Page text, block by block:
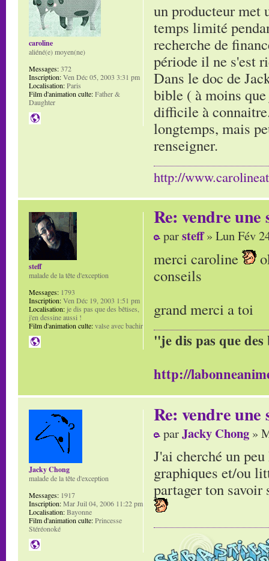
un producteur met
temps limité
recherche de
période il ne s'est
Dans le doc de
bible ( à moins
difficile à
longtemps, mais
renseigner.
http://
caroline
aliéné(e) moyen(ne)
Messages:372
Inscription:Ven Déc 05, 2003 3:31 pm
Localisation:Paris
Film d'animation culte:Father &
Daughter
Re: vendre une
parsteff» Lun Fév
merci caroline
conseils
grand merci a toi
"je dis pas que
http://
steff
malade de la tête d'exception
Messages: 1793
Inscription:Ven Déc 19, 2003 1:51 pm
Localisation: je dis pas que des bêtises,
j'en dessine aussi !
Film d'animation culte:valse avec bachir
Re: vendre une
parJacky Chong »
J'ai cherché un
graphiques et/ou
partager ton savoir
Jacky Chong
malade de la tête d'exception
Messages: 1917
Inscription:Mar Juil 04, 2006 11:22 pm
Localisation:Bayonne
Film d'animation culte:Princesse
Stéréonoké